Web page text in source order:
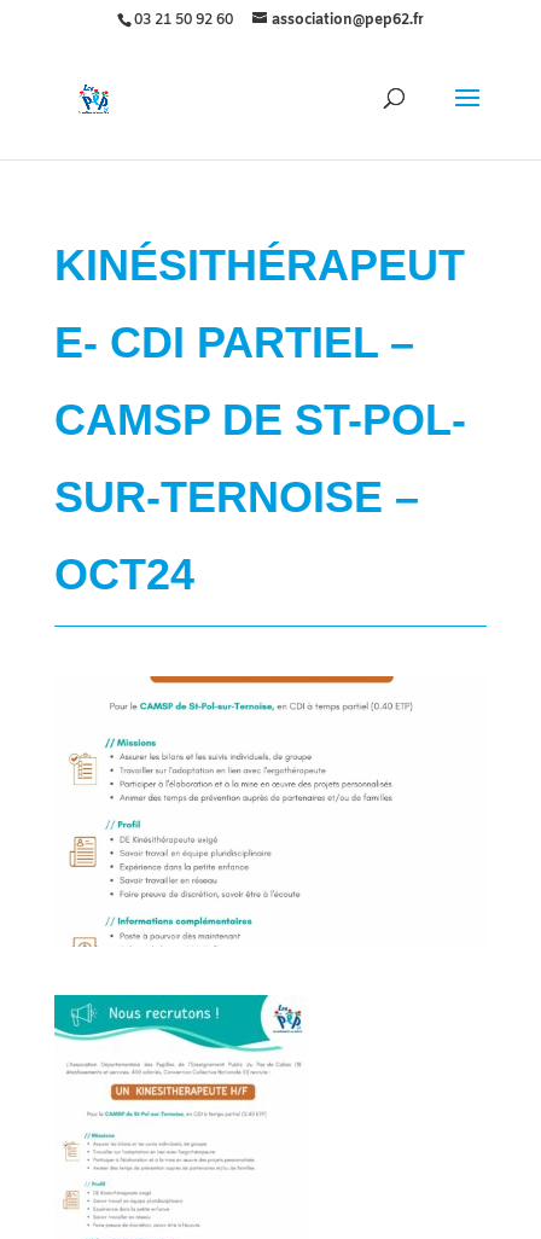
03 21 50 92 60 association@pep62.fr
KINÉSITHÉRAPEUT
E- CDI PARTIEL –
CAMSP DE ST-POL-
SUR-TERNOISE –
OCT24